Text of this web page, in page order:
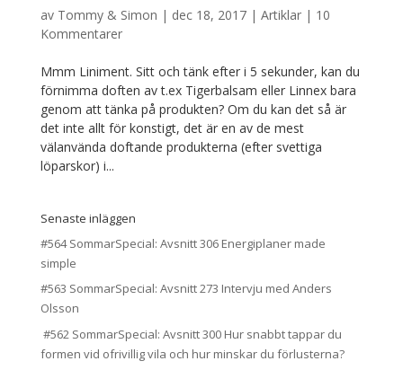
av Tommy & Simon | dec 18, 2017| Artiklar| 10
Kommentarer
Mmm Liniment. Sitt och tänk efter i 5 sekunder, kan du
förnimma doften av t.ex Tigerbalsam eller Linnex bara
genom att tänka på produkten? Om du kan det så är
det inte allt för konstigt, det är en av de mest
välanvända doftande produkterna (efter svettiga
löparskor) i...
Senaste inläggen
#564 SommarSpecial: Avsnitt 306 Energiplaner made
simple
#563 SommarSpecial: Avsnitt 273 Intervju med Anders
Olsson
#562 SommarSpecial: Avsnitt 300 Hur snabbt tappar du
formen vid ofrivillig vila och hur minskar du förlusterna?